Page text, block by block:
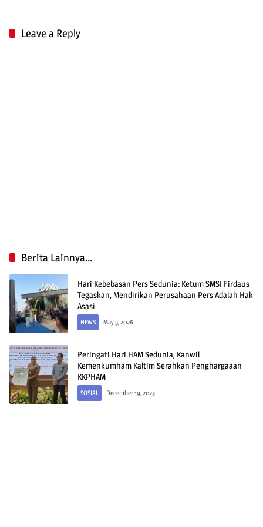
Leave a Reply
Berita Lainnya...
Hari Kebebasan Pers Sedunia: Ketum SMSI Firdaus
Tegaskan, Mendirikan Perusahaan Pers Adalah Hak
Asasi
NEWS May 3, 2026
Peringati Hari HAM Sedunia, Kanwil
Kemenkumham Kaltim Serahkan Penghargaaan
KKPHAM
SOSIAL December 19, 2023